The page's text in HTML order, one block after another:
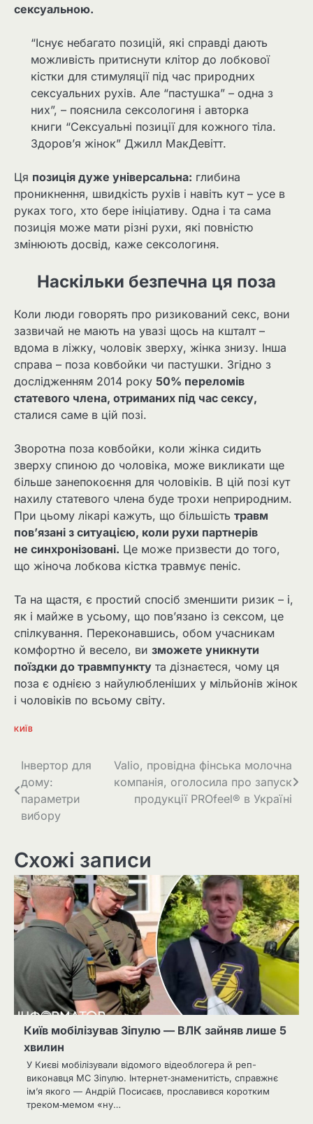
сексуальною.
“Існує небагато позицій, які справді дають
можливість притиснути клітор до лобкової
кістки для стимуляції під час природних
сексуальних рухів. Але “пастушка” – одна з
них”, – пояснила сексологиня і авторка
книги “Сексуальні позиції для кожного тіла.
Здоров’я жінок” Джилл МакДевітт.
Ця позиція дуже універсальна: глибина
проникнення, швидкість рухів і навіть кут – усе в
руках того, хто бере ініціативу. Одна і та сама
позиція може мати різні рухи, які повністю
змінюють досвід, каже сексологиня.
Наскільки безпечна ця поза
Коли люди говорять про ризикований секс, вони
зазвичай не мають на увазі щось на кшталт –
вдома в ліжку, чоловік зверху, жінка знизу. Інша
справа – поза ковбойки чи пастушки. Згідно з
дослідженням 2014 року 50% переломів
статевого члена, отриманих під час сексу,
сталися саме в цій позі.
Зворотна поза ковбойки, коли жінка сидить
зверху спиною до чоловіка, може викликати ще
більше занепокоєння для чоловіків. В цій позі кут
нахилу статевого члена буде трохи неприродним.
При цьому лікарі кажуть, що більшість травм
пов’язані з ситуацією, коли рухи партнерів
не синхронізовані. Це може призвести до того,
що жіноча лобкова кістка травмує пеніс.
Та на щастя, є простий спосіб зменшити ризик – і,
як і майже в усьому, що пов’язано із сексом, це
спілкування. Переконавшись, обом учасникам
комфортно й весело, ви зможете уникнути
поїздки до травмпункту та дізнаєтеся, чому ця
поза є однією з найулюбленіших у мільйонів жінок
і чоловіків по всьому світу.
КИЇВ
Навігація
записів
Інвертор для
дому:
параметри
вибору
Valio, провідна фінська молочна
компанія, оголосила про запуск
продукції PROfeel®️ в Україні
Схожі записи
Київ мобілізував Зіпулю — ВЛК зайняв лише 5
хвилин
У Києві мобілізували відомого відеоблогера й реп-
виконавця MC Зіпулю. Інтернет‑знаменитість, справжнє
ім’я якого — Андрій Посисаєв, прославився коротким
треком‑мемом «ну…